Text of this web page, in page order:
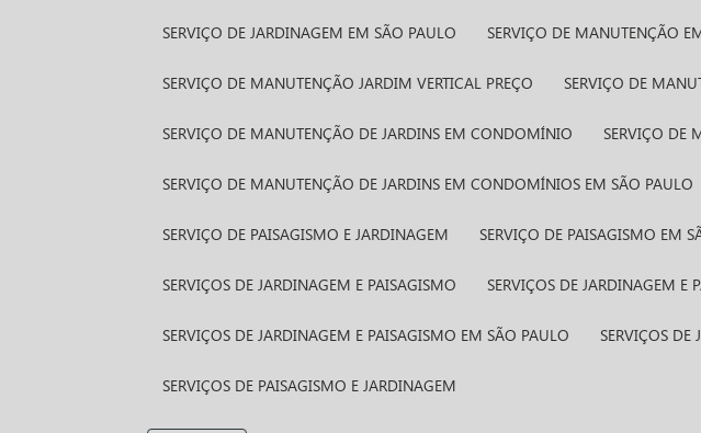
SERVIÇO DE JARDINAGEM EM SÃO PAULO SERVIÇO DE MANUTENÇÃO
SERVIÇO DE MANUTENÇÃO JARDIM VERTICAL PREÇO SERVIÇO DE
SERVIÇO DE MANUTENÇÃO DE JARDINS EM CONDOMÍNIO SERVIÇO
SERVIÇO DE MANUTENÇÃO DE JARDINS EM CONDOMÍNIOS EM SÃO PAULO
SERVIÇO DE PAISAGISMO E JARDINAGEM SERVIÇO DE PAISAGISMO EM
SERVIÇOS DE JARDINAGEM E PAISAGISMO SERVIÇOS DE JARDINAGEM
SERVIÇOS DE JARDINAGEM E PAISAGISMO EM SÃO PAULO SERVIÇOS
SERVIÇOS DE PAISAGISMO E JARDINAGEM